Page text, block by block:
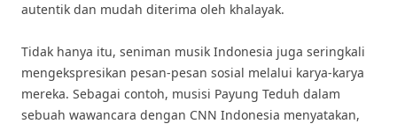
autentik dan mudah diterima oleh khalayak.
Tidak hanya itu, seniman musik Indonesia juga seringkali
mengekspresikan pesan-pesan sosial melalui karya-karya
mereka. Sebagai contoh, musisi Payung Teduh dalam
sebuah wawancara dengan CNN Indonesia menyatakan,